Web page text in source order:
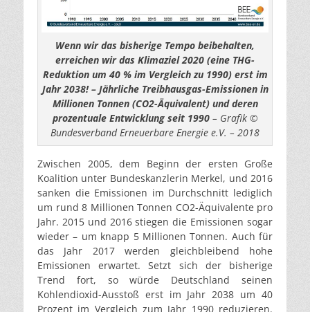
Wenn wir das bisherige Tempo beibehalten,
erreichen wir das Klimaziel 2020 (eine THG-
Reduktion um 40 % im Vergleich zu 1990) erst im
Jahr 2038! – Jährliche Treibhausgas-Emissionen in
Millionen Tonnen (CO2-Äquivalent) und deren
prozentuale Entwicklung seit 1990– Grafik ©
Bundesverband Erneuerbare Energie e.V. – 2018
Zwischen 2005, dem Beginn der ersten Große
Koalition unter Bundeskanzlerin Merkel, und 2016
sanken die Emissionen im Durchschnitt lediglich
um rund 8 Millionen Tonnen CO2-Äquivalente pro
Jahr. 2015 und 2016 stiegen die Emissionen sogar
wieder – um knapp 5 Millionen Tonnen. Auch für
das Jahr 2017 werden gleichbleibend hohe
Emissionen erwartet. Setzt sich der bisherige
Trend fort, so würde Deutschland seinen
Kohlendioxid-Ausstoß erst im Jahr 2038 um 40
Prozent im Vergleich zum Jahr 1990 reduzieren.